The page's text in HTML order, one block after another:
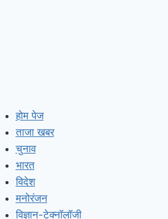
होम पेज
ताजा खबर
चुनाव
भारत
विदेश
मनोरंजन
विज्ञान-टेक्नॉलॉजी